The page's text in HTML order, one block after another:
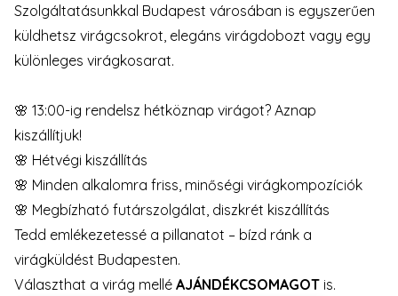
Szolgáltatásunkkal Budapest városában is egyszerűen
küldhetsz virágcsokrot, elegáns virágdobozt vagy egy
különleges virágkosarat.
🌸 13:00-ig rendelsz hétköznap virágot? Aznap
kiszállítjuk!
🌸 Hétvégi kiszállítás
🌸 Minden alkalomra friss, minőségi virágkompozíciók
🌸 Megbízható futárszolgálat, diszkrét kiszállítás
Tedd emlékezetessé a pillanatot – bízd ránk a
virágküldést Budapesten.
Választhat a virág mellé AJÁNDÉKCSOMAGOT is.